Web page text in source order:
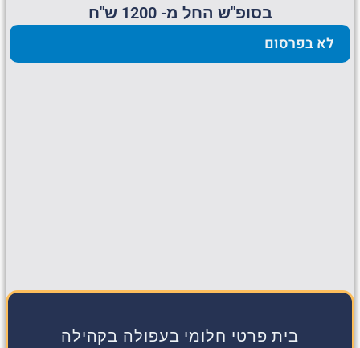
בסופ"ש החל מ- 1200 ש"ח
לא בפרסום
בית פרטי חלומי בעפולה בקהילה